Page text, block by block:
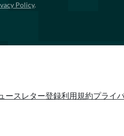
Policy.
ースレター登録利用規約プライ